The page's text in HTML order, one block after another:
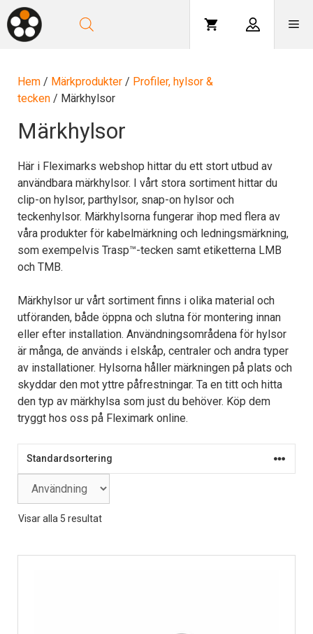
Hoppa
till
innehåll
Hem / Märkprodukter / Profiler, hylsor &
tecken / Märkhylsor
Märkhylsor
Här i Fleximarks webshop hittar du ett stort utbud av
användbara märkhylsor. I vårt stora sortiment hittar du
clip-on hylsor, parthylsor, snap-on hylsor och
teckenhylsor. Märkhylsorna fungerar ihop med flera av
våra produkter för kabelmärkning och ledningsmärkning,
som exempelvis Trasp™-tecken samt etiketterna LMB
och TMB.
Märkhylsor ur vårt sortiment finns i olika material och
utföranden, både öppna och slutna för montering innan
eller efter installation. Användningsområdena för hylsor
är många, de används i elskåp, centraler och andra typer
av installationer. Hylsorna håller märkningen på plats och
skyddar den mot yttre påfrestningar. Ta en titt och hitta
den typ av märkhylsa som just du behöver. Köp dem
tryggt hos oss på Fleximark online.
Visar alla 5 resultat